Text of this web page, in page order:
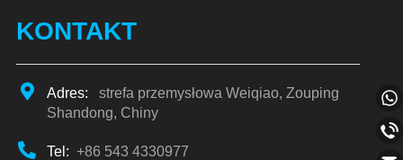
KONTAKT
Adres:
strefa przemysłowa Weiqiao, Zouping
Shandong, Chiny
Tel: +86 543 4330977